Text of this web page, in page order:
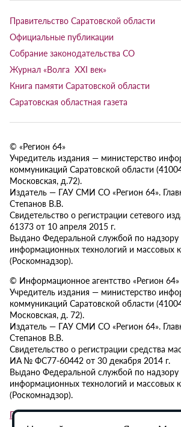
Правительство Саратовской области
Официальные публикации
Собрание законодательства СО
Журнал «Волга XXI век»
Книга памяти Саратовской области
Саратовская областная газета
© «Регион 64»
Учредитель издания — министерство
коммуникаций Саратовской области
Московская, д.72).
Издатель — ГАУ СМИ СО «Регион 64».
Степанов В.В.
Свидетельство о регистрации сетевого
61373 от 10 апреля 2015 г.
Выдано Федеральной службой по надзору
информационных технологий и массовых
(Роскомнадзор).
© Информационное агентство «Регион 64»
Учредитель издания — министерство
коммуникаций Саратовской области
Московская, д. 72).
Издатель — ГАУ СМИ СО «Регион 64».
Степанов В.В.
Свидетельство о регистрации средства
ИА № ФС77-60442 от 30 декабря 2014 г.
Выдано Федеральной службой по надзору
информационных технологий и массовых
(Роскомнадзор).
Политика в отношении обработки